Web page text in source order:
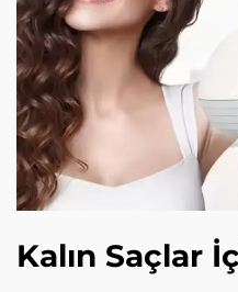
Kalın Saçlar